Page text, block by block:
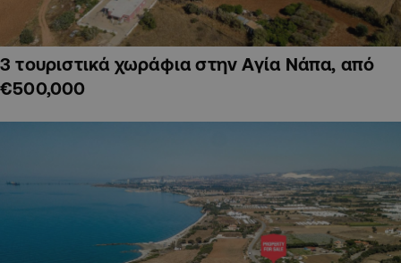
3 τουριστικά χωράφια στην Αγία Νάπα, από
€500,000